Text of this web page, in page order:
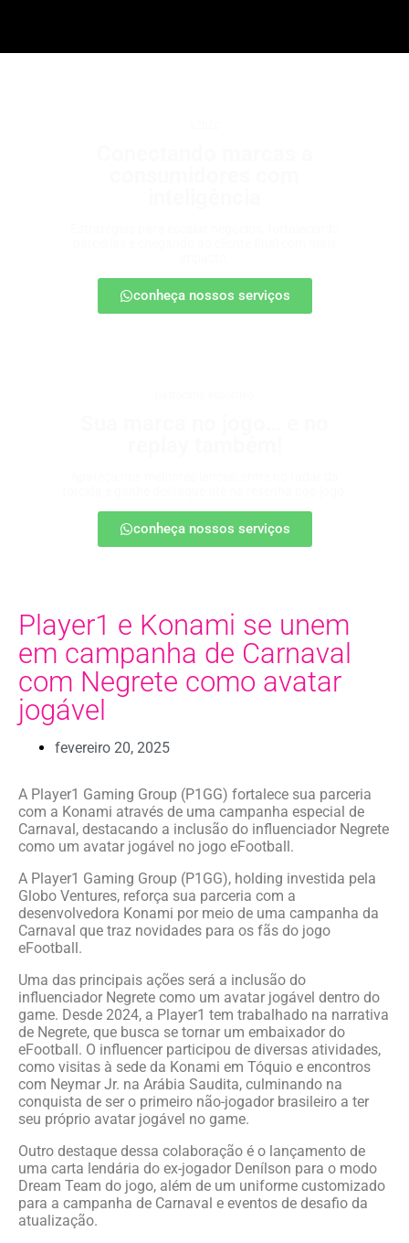
conheça nossos serviços
conheça nossos serviços
Player1 e Konami se unem
em campanha de Carnaval
com Negrete como avatar
jogável
fevereiro 20, 2025
A Player1 Gaming Group (P1GG) fortalece sua parceria
com a Konami através de uma campanha especial de
Carnaval, destacando a inclusão do influenciador Negrete
como um avatar jogável no jogo eFootball.
A Player1 Gaming Group (P1GG), holding investida pela
Globo Ventures, reforça sua parceria com a
desenvolvedora Konami por meio de uma campanha da
Carnaval que traz novidades para os fãs do jogo
eFootball.
Uma das principais ações será a inclusão do
influenciador Negrete como um avatar jogável dentro do
game. Desde 2024, a Player1 tem trabalhado na narrativa
de Negrete, que busca se tornar um embaixador do
eFootball. O influencer participou de diversas atividades,
como visitas à sede da Konami em Tóquio e encontros
com Neymar Jr. na Arábia Saudita, culminando na
conquista de ser o primeiro não-jogador brasileiro a ter
seu próprio avatar jogável no game.
Outro destaque dessa colaboração é o lançamento de
uma carta lendária do ex-jogador Denílson para o modo
Dream Team do jogo, além de um uniforme customizado
para a campanha de Carnaval e eventos de desafio da
atualização.